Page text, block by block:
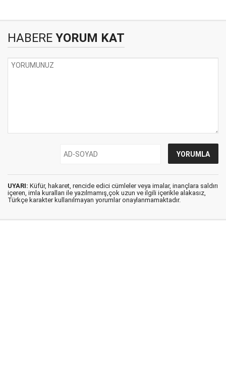
HABERE YORUM KAT
UYARI: Küfür, hakaret, rencide edici cümleler veya imalar, inançlara saldırı
içeren, imla kuralları ile yazılmamış,çok uzun ve ilgili içerikle alakasız,
Türkçe karakter kullanılmayan yorumlar onaylanmamaktadır.